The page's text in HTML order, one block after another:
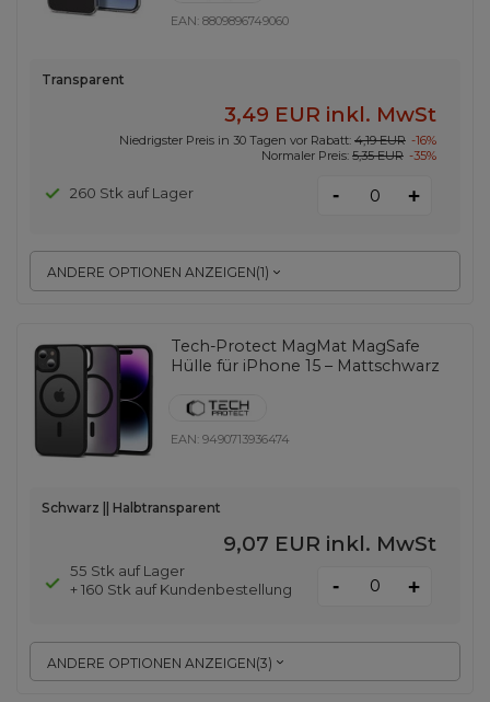
EAN:8809896749060
ANDERE OPTIONEN ANZEIGEN(1)
Transparent
3,49 EUR inkl. MwSt
Niedrigster Preis in 30 Tagen vor Rabatt: 4,19 EUR -16%
Normaler Preis: 5,35 EUR -35%
260 Stk auf Lager - +
Tech-Protect MagMat MagSafe
Hülle für iPhone 15 – Mattschwarz
EAN:9490713936474
ANDERE OPTIONEN ANZEIGEN(3)
Schwarz || Halbtransparent
9,07 EUR inkl. MwSt
55 Stk auf Lager
+ 160 Stk auf Kundenbestellung
- +